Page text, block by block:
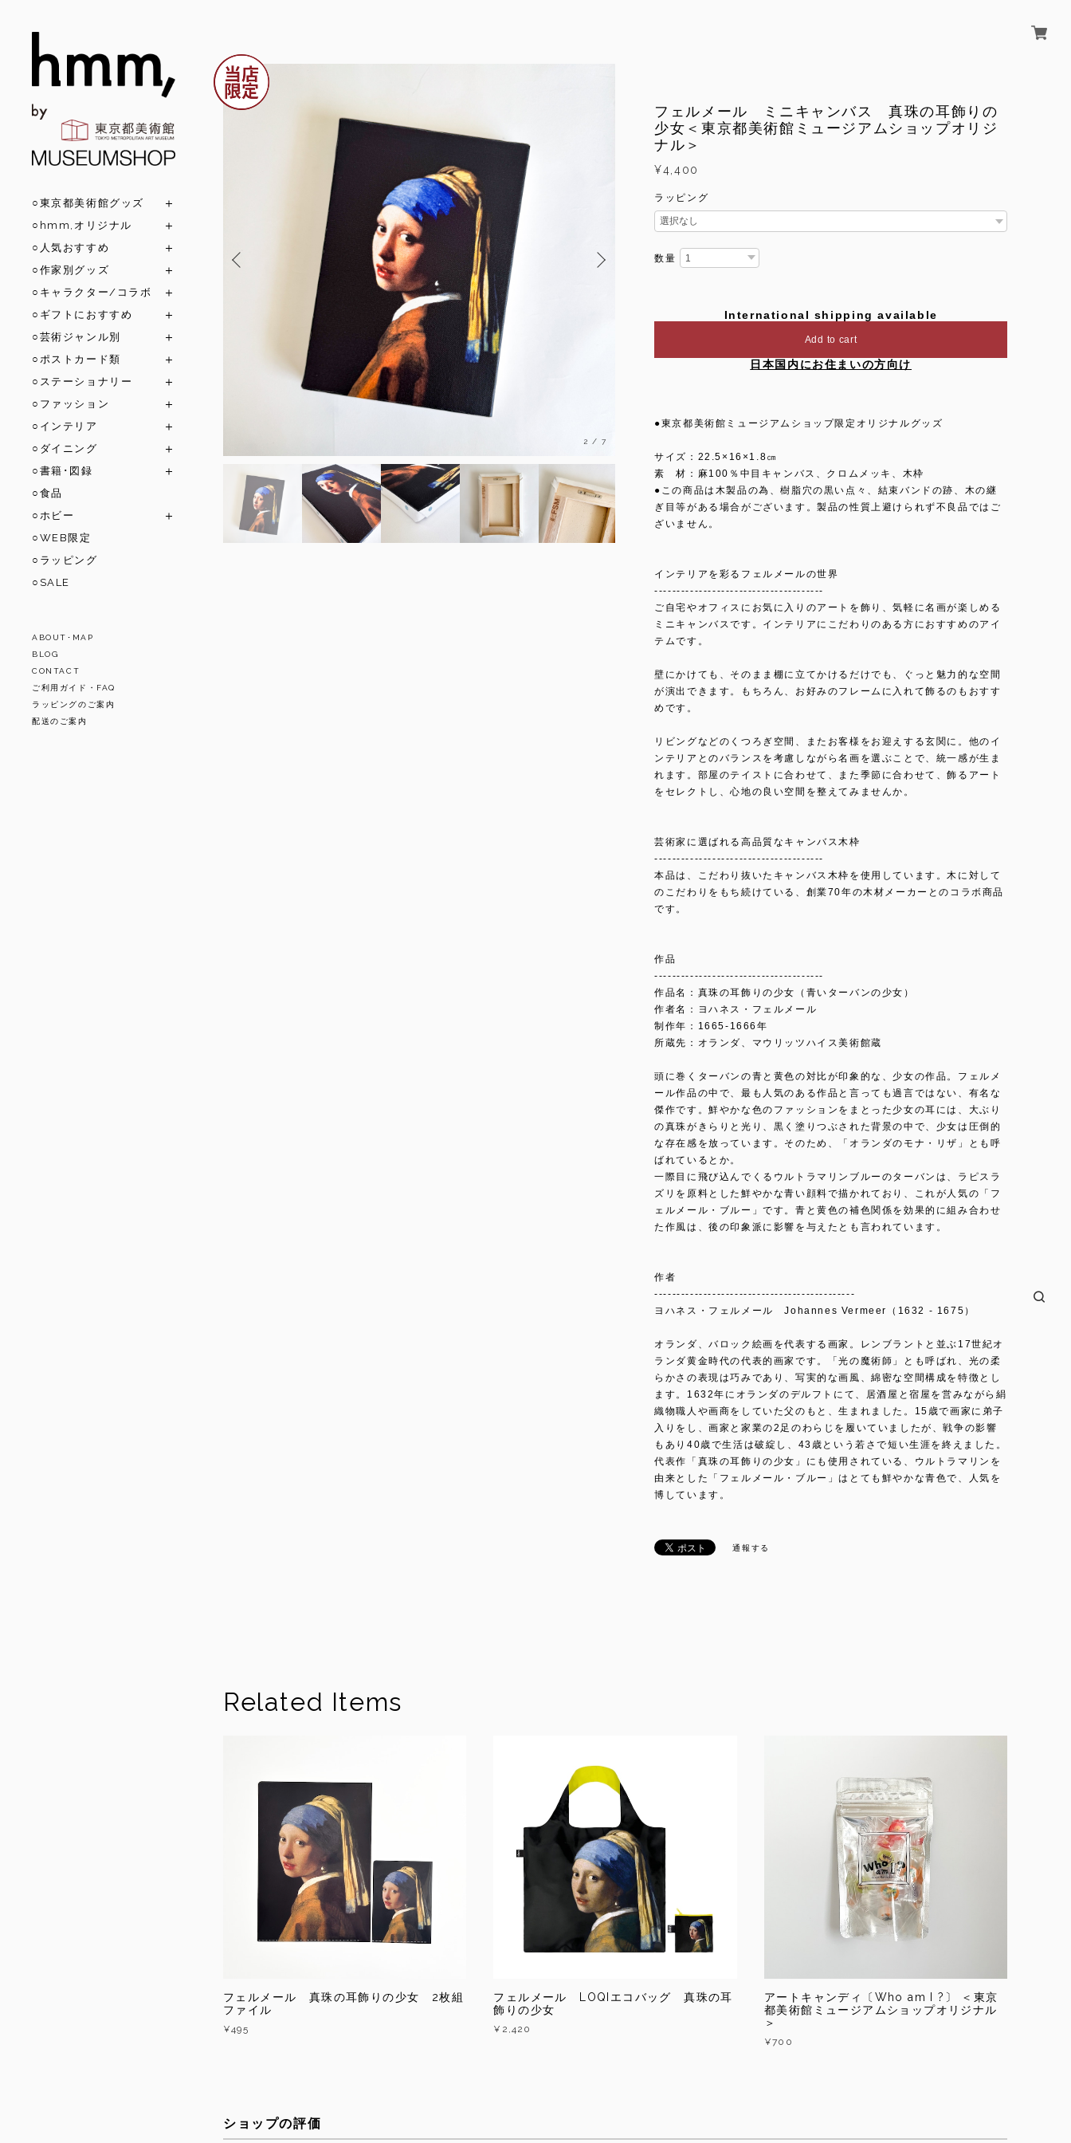
○東京都美術館グッズ
○hmm,オリジナル
○人気おすすめ
○作家別グッズ
○キャラクター/コラボ
○ギフトにおすすめ
○芸術ジャンル別
○ポストカード類
○ステーショナリー
○ファッション
○インテリア
○ダイニング
○書籍･図録
○食品
○ホビー
○WEB限定
○ラッピング
○SALE
ABOUT･MAP
BLOG
CONTACT
ご利用ガイド・FAQ
ラッピングのご案内
配送のご案内
3 /7
フェルメール ミニキャンバス 真珠の耳飾りの
少女＜東京都美術館ミュージアムショップオリジ
ナル＞
¥4,400
ラッピング
数量
International shipping available
Add to cart
日本国内にお住まいの方向け
●東京都美術館ミュージアムショップ限定オリジナルグッズ
サイズ：22.5×16×1.8㎝
素 材：麻100％中目キャンバス、クロムメッキ、木枠
●この商品は木製品の為、樹脂穴の黒い点々、結束バンドの跡、木の継
ぎ目等がある場合がございます。製品の性質上避けられず不良品ではご
ざいません。
インテリアを彩るフェルメールの世界
--------------------------------------
ご自宅やオフィスにお気に入りのアートを飾り、気軽に名画が楽しめる
ミニキャンバスです。インテリアにこだわりのある方におすすめのアイ
テムです。
壁にかけても、そのまま棚に立てかけるだけでも、ぐっと魅力的な空間
が演出できます。もちろん、お好みのフレームに入れて飾るのもおすす
めです。
リビングなどのくつろぎ空間、またお客様をお迎えする玄関に。他のイ
ンテリアとのバランスを考慮しながら名画を選ぶことで、統一感が生ま
れます。部屋のテイストに合わせて、また季節に合わせて、飾るアート
をセレクトし、心地の良い空間を整えてみませんか。
芸術家に選ばれる高品質なキャンバス木枠
--------------------------------------
本品は、こだわり抜いたキャンバス木枠を使用しています。木に対して
のこだわりをもち続けている、創業70年の木材メーカーとのコラボ商品
です。
作品
--------------------------------------
作品名：真珠の耳飾りの少女（青いターバンの少女）
作者名：ヨハネス・フェルメール
制作年：1665‐1666年
所蔵先：オランダ、マウリッツハイス美術館蔵
頭に巻くターバンの青と黄色の対比が印象的な、少女の作品。フェルメ
ール作品の中で、最も人気のある作品と言っても過言ではない、有名な
傑作です。鮮やかな色のファッションをまとった少女の耳には、大ぶり
の真珠がきらりと光り、黒く塗りつぶされた背景の中で、少女は圧倒的
な存在感を放っています。そのため、「オランダのモナ・リザ」とも呼
ばれているとか。
一際目に飛び込んでくるウルトラマリンブルーのターバンは、ラピスラ
ズリを原料とした鮮やかな青い顔料で描かれており、これが人気の「フ
ェルメール・ブルー」です。青と黄色の補色関係を効果的に組み合わせ
た作風は、後の印象派に影響を与えたとも言われています。
作者
---------------------------------------------
ヨハネス・フェルメール Johannes Vermeer（1632 - 1675）
オランダ、バロック絵画を代表する画家。レンブラントと並ぶ17世紀オ
ランダ黄金時代の代表的画家です。「光の魔術師」とも呼ばれ、光の柔
らかさの表現は巧みであり、写実的な画風、綿密な空間構成を特徴とし
ます。1632年にオランダのデルフトにて、居酒屋と宿屋を営みながら絹
織物職人や画商をしていた父のもと、生まれました。15歳で画家に弟子
入りをし、画家と家業の2足のわらじを履いていましたが、戦争の影響
もあり40歳で生活は破綻し、43歳という若さで短い生涯を終えました。
代表作「真珠の耳飾りの少女」にも使用されている、ウルトラマリンを
由来とした「フェルメール・ブルー」はとても鮮やかな青色で、人気を
博しています。
通報する
Related Items
フェルメール 真珠の耳飾りの少女 2枚組
ファイル
¥495
フェルメール LOQIエコバッグ 真珠の耳
飾りの少女
¥2,420
アートキャンディ〔Who am I ?〕 ＜東京
都美術館ミュージアムショップオリジナル
＞
¥700
ショップの評価